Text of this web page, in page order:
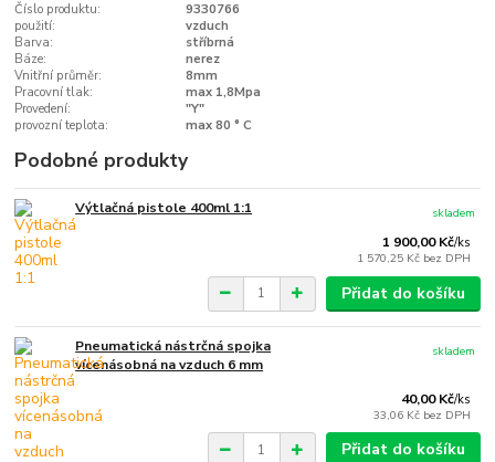
Číslo produktu:
9330766
použití:
vzduch
Barva:
stříbrná
Báze:
nerez
Vnitřní průměr:
8mm
Pracovní tlak:
max 1,8Mpa
Provedení:
"Y"
provozní teplota:
max 80 ° C
Podobné produkty
Výtlačná pistole 400ml 1:1
1 900,00 Kč/ks
1 570,25 Kč bez DPH
skladem
Přidat do košíku
Pneumatická nástrčná spojka
vícenásobná na vzduch 6 mm
40,00 Kč/ks
33,06 Kč bez DPH
skladem
Přidat do košíku